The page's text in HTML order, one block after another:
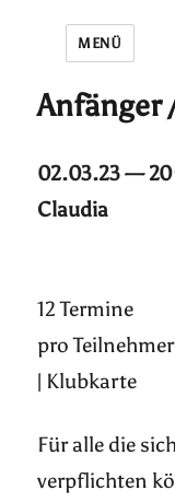
MENÜ
Anfänger
02.03.23 —
Claudia
12 Termine
pro
| Klubkarte
Für alle die
verpflichten